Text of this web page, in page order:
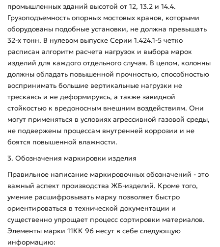
промышленных зданий высотой от 12, 13.2 и 14.4.
Грузоподъемность опорных мостовых кранов, которыми
оборудованы подобные установки, не должна превышать
32-х тонн. В нулевом выпуске Серии 1.424.1-5 четко
расписан алгоритм расчета нагрузок и выбора марок
изделий для каждого отдельного случая. В целом, колонны
должны обладать повышенной прочностью, способностью
воспринимать большие вертикальные нагрузки не
трескаясь и не деформируясь, а также завидной
стойкостью к вредоносным внешним воздействиям. Они
могут применяться в условиях агрессивной газовой среды,
не подвержены процессам внутренней коррозии и не
боятся повышенной влажности.
3. Обозначения маркировки изделия
Правильное написание маркировочных обозначений - это
важный аспект производства ЖБ-изделий. Кроме того,
умение расшифровывать марку позволяет быстро
ориентироваться в технической документации и
существенно упрощает процесс сортировки материалов.
Элементы марки 11КК 96 несут в себе следующую
информацию: